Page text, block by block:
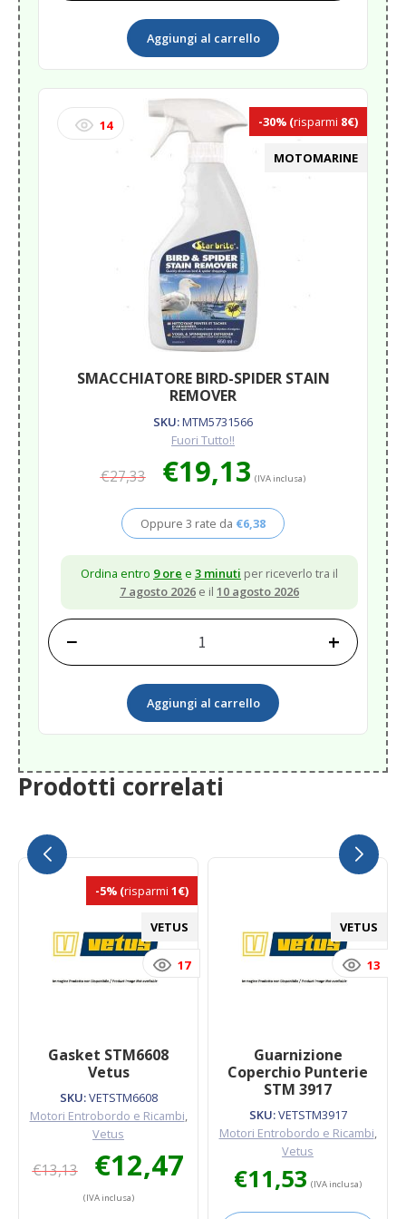
quantità
Aggiungi al carrello
MOTOMARINE
-30% (risparmi 8€)
SMACCHIATORE BIRD-SPIDER STAIN
REMOVER
SKU:MTM5731566
Fuori Tutto!!
€27,33
prezzo
era:
€27,33.
€19,13 prezzo
è:
€19,13.
(IVA inclusa)
Oppure 3 rate da €6,38
14
Ordina entro 9 ore e 3 minuti per riceverlo tra il
7 agosto 2026 e il 10 agosto 2026
SMACCHIATORE
BIRD-
− +
Aggiungi al carrello
Prodotti correlati
VETUS
-5% (risparmi 1€)
Gasket STM6608
Vetus
SKU:VETSTM6608
Motori Entrobordo e Ricambi,
Vetus
€13,13
prezzo
era:
€12,47
(IVA inclusa)
17
VETUS
Guarnizione
Coperchio Punterie
STM 3917
SKU:VETSTM3917
Motori Entrobordo e Ricambi,
Vetus
€11,53 (IVA inclusa)
13